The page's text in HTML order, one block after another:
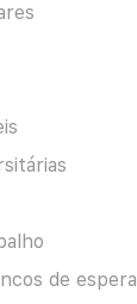
de espera